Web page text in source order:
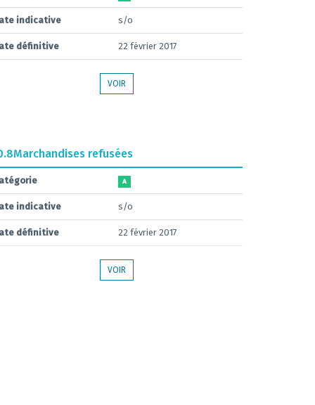
indicative s/o
définitive 22 février 2017
VOIR
Marchandises refusées
A
indicative s/o
définitive 22 février 2017
VOIR